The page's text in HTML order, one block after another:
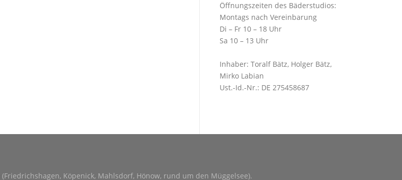
Öffnungszeiten des Bäderstudios:
Montags nach Vereinbarung
Di – Fr 10 – 18 Uhr
Sa 10 – 13 Uhr
Inhaber: Toralf Bätz, Holger Bätz,
Mirko Labian
Ust.-Id.-Nr.: DE 275458687
(Friedrichshagen, Köpenick, Mahlsdorf, Hönow, rund um den Müggelsee).